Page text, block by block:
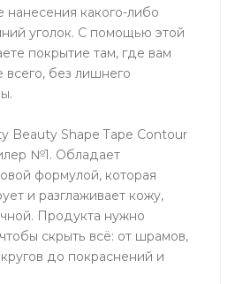
нанесения какого-либо
уголок. С помощью этой
покрытие там, где вам
без лишнего
Beauty Shape Tape Contour
№1. Обладает
формулой, которая
и разглаживает кожу,
Продукта нужно
скрыть всё: от шрамов,
до покраснений и